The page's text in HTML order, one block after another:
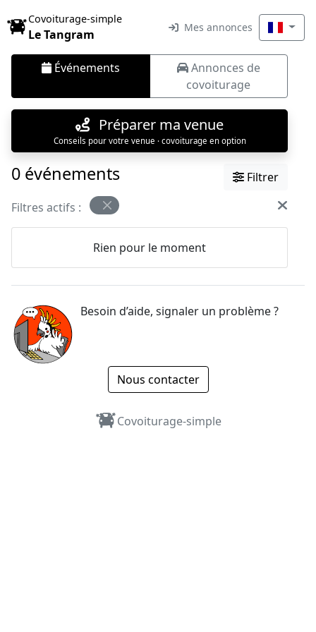
Covoiturage-simple
Le Tangram Mes annonces
Événements
Annonces de
covoiturage
Préparer ma venue
Conseils pour votre venue · covoiturage en option
0 événements
Filtrer
Filtres actifs :
Rien pour le moment
Besoin d’aide, signaler un problème ?
Nous contacter
Covoiturage-simple